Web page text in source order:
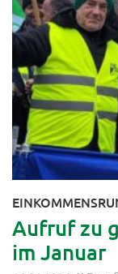
Aufruf zu
im Januar